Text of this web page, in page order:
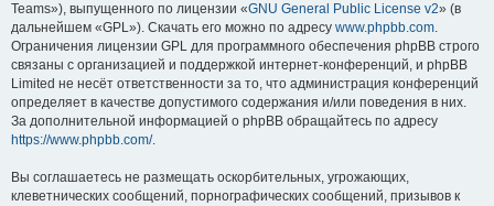
Teams»), выпущенного по лицензии «GNU General Public License v2» (в
дальнейшем «GPL»). Скачать его можно по адресу www.phpbb.com.
Ограничения лицензии GPL для программного обеспечения phpBB строго
связаны с организацией и поддержкой интернет-конференций, и phpBB
Limited не несёт ответственности за то, что администрация конференций
определяет в качестве допустимого содержания и/или поведения в них.
За дополнительной информацией о phpBB обращайтесь по адресу
https://www.phpbb.com/.
Вы соглашаетесь не размещать оскорбительных, угрожающих,
клеветнических сообщений, порнографических сообщений, призывов к